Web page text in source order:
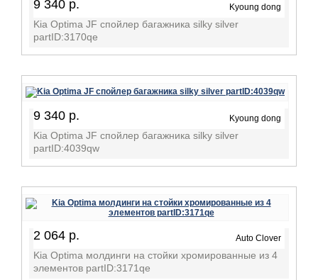
9 340 р. Kyoung dong
Kia Optima JF спойлер багажника silky silver
partID:3170qe
9 340 р. Kyoung dong
Kia Optima JF спойлер багажника silky silver
partID:4039qw
2 064 р. Auto Clover
Kia Optima молдинги на стойки хромированные из 4
элементов partID:3171qe